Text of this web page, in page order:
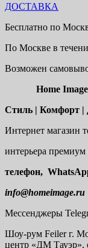
ДОСТАВКА
Бесплатно по
По Москве в
Возможен
Home Image
Стиль | Комфорт |
Интернет магазин
интерьера премиум
телефон,
info@homeimage.ru
Мессенджеры
Шоу-рум Feiler г.
центр «ДМ Тауэр»,